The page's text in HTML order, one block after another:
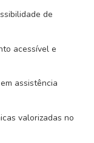
de
acessível e
assistência
valorizadas no